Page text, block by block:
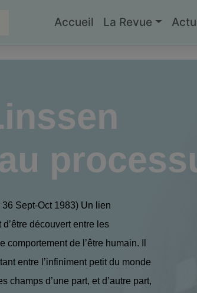
Accueil La Revue
Sept-Oct 1983) Un lien
découvert entre les
de l’être humain. Il
entre l’infiniment petit du monde
champs d’une part, et d’autre part,